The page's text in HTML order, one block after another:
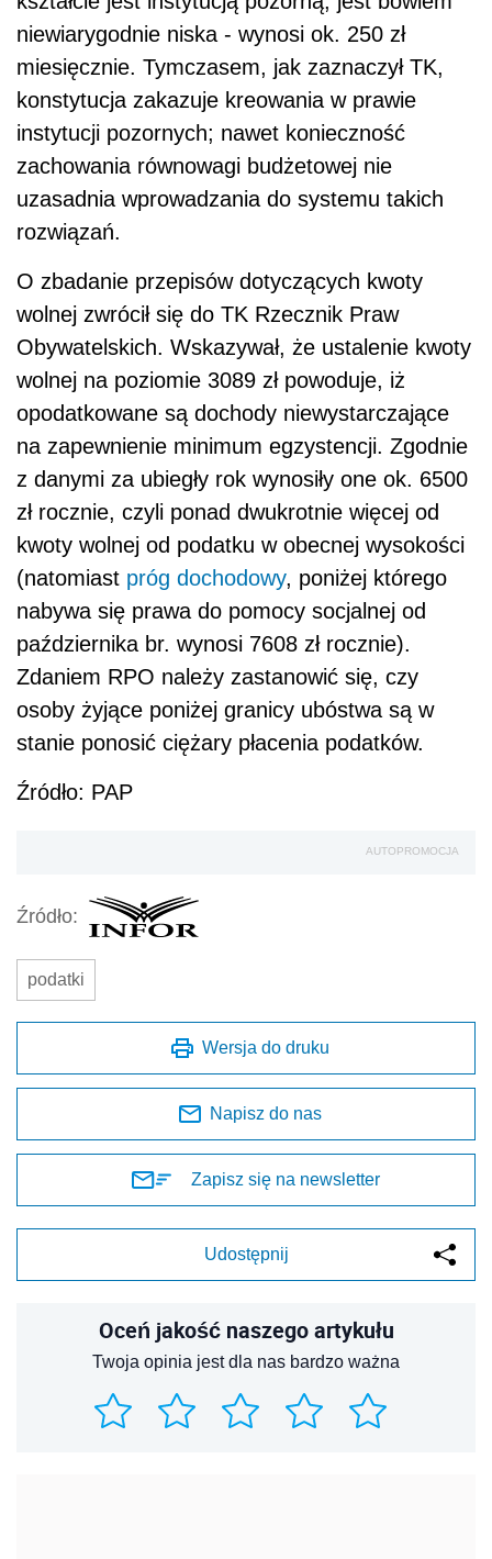
niewiarygodnie niska - wynosi ok. 250 zł
miesięcznie. Tymczasem, jak zaznaczył TK,
konstytucja zakazuje kreowania w prawie
instytucji pozornych; nawet konieczność
zachowania równowagi budżetowej nie
uzasadnia wprowadzania do systemu takich
rozwiązań.
O zbadanie przepisów dotyczących kwoty
wolnej zwrócił się do TK Rzecznik Praw
Obywatelskich. Wskazywał, że ustalenie kwoty
wolnej na poziomie 3089 zł powoduje, iż
opodatkowane są dochody niewystarczające
na zapewnienie minimum egzystencji. Zgodnie
z danymi za ubiegły rok wynosiły one ok. 6500
zł rocznie, czyli ponad dwukrotnie więcej od
kwoty wolnej od podatku w obecnej wysokości
(natomiast próg dochodowy, poniżej którego
nabywa się prawa do pomocy socjalnej od
października br. wynosi 7608 zł rocznie).
Zdaniem RPO należy zastanowić się, czy
osoby żyjące poniżej granicy ubóstwa są w
stanie ponosić ciężary płacenia podatków.
Źródło: PAP
AUTOPROMOCJA
Źródło:
podatki
Wersja do druku
Napisz do nas
Zapisz się na newsletter
Udostępnij
Oceń jakość naszego artykułu
Twoja opinia jest dla nas bardzo ważna